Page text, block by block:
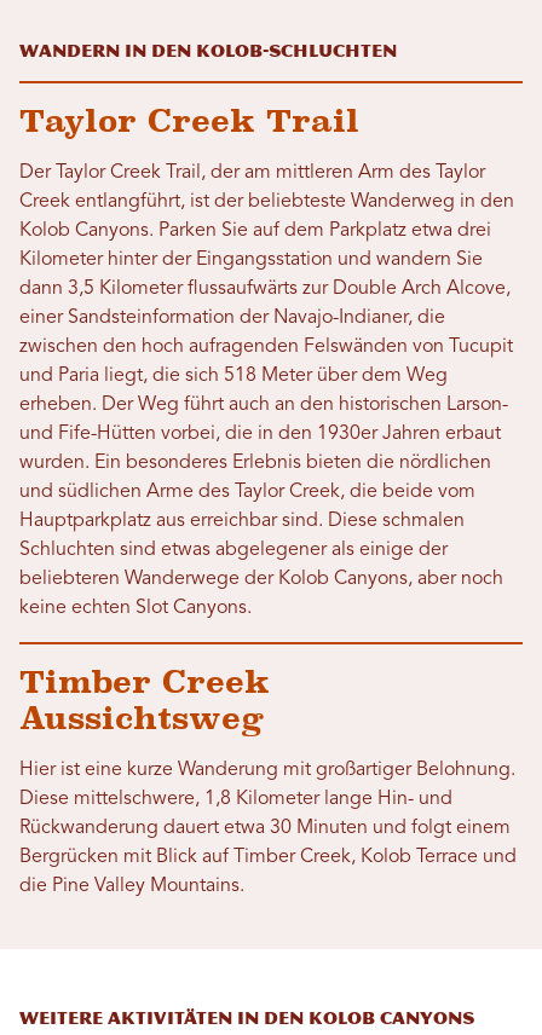
Wandern in den Kolob-Schluchten
Taylor Creek Trail
Der Taylor Creek Trail, der am mittleren Arm des Taylor
Creek entlangführt, ist der beliebteste Wanderweg in den
Kolob Canyons. Parken Sie auf dem Parkplatz etwa drei
Kilometer hinter der Eingangsstation und wandern Sie
dann 3,5 Kilometer flussaufwärts zur Double Arch Alcove,
einer Sandsteinformation der Navajo-Indianer, die
zwischen den hoch aufragenden Felswänden von Tucupit
und Paria liegt, die sich 518 Meter über dem Weg
erheben. Der Weg führt auch an den historischen Larson-
und Fife-Hütten vorbei, die in den 1930er Jahren erbaut
wurden. Ein besonderes Erlebnis bieten die nördlichen
und südlichen Arme des Taylor Creek, die beide vom
Hauptparkplatz aus erreichbar sind. Diese schmalen
Schluchten sind etwas abgelegener als einige der
beliebteren Wanderwege der Kolob Canyons, aber noch
keine echten Slot Canyons.
Timber Creek
Aussichtsweg
Hier ist eine kurze Wanderung mit großartiger Belohnung.
Diese mittelschwere, 1,8 Kilometer lange Hin- und
Rückwanderung dauert etwa 30 Minuten und folgt einem
Bergrücken mit Blick auf Timber Creek, Kolob Terrace und
die Pine Valley Mountains.
Weitere Aktivitäten in den Kolob Canyons